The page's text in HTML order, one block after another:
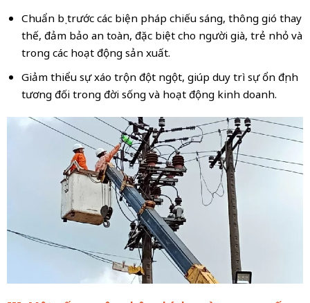
Chuẩn bị trước các biện pháp chiếu sáng, thông gió thay
thế, đảm bảo an toàn, đặc biệt cho người già, trẻ nhỏ và
trong các hoạt động sản xuất.
Giảm thiểu sự xáo trộn đột ngột, giúp duy trì sự ổn định
tương đối trong đời sống và hoạt động kinh doanh.